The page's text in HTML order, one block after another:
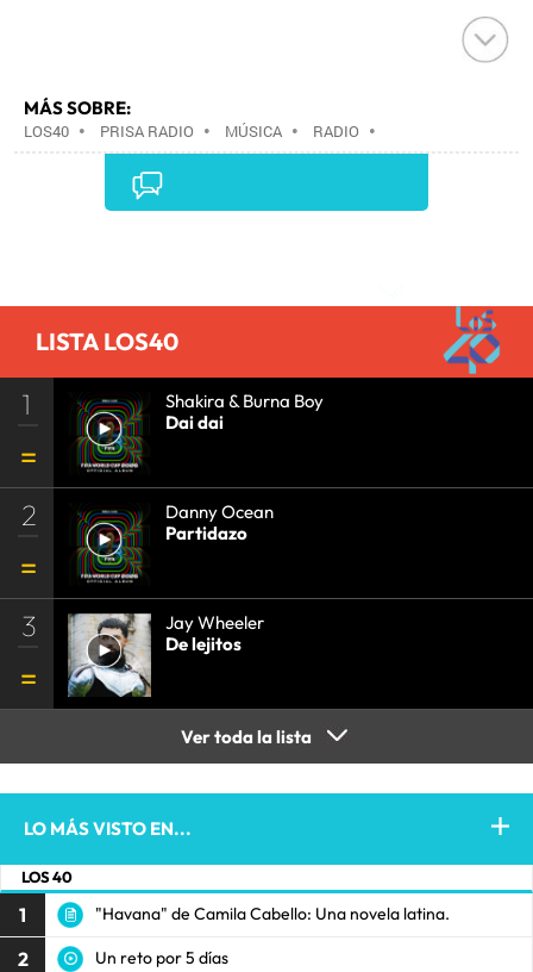
MÁS SOBRE:
LOS40 • PRISA RADIO • MÚSICA • RADIO •
GRUPO PRISA•GRUPO COMUNICACIÓN•MEDIOS
COMUNICACIÓN•
LISTA LOS40
1
Shakira & Burna Boy
Dai dai
2
Danny Ocean
Partidazo
3
Jay Wheeler
De lejitos
Ver toda la lista
LO MÁS VISTO EN...
LOS 40
1 "Havana" de Camila Cabello: Una novela latina.
2 Un reto por 5 días